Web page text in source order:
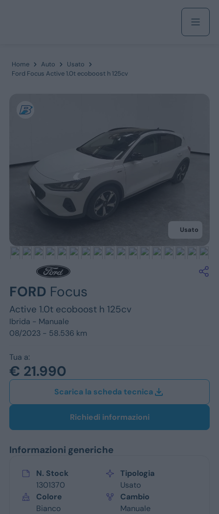
Servizi
Marchi
Fiat
Ford
Home Auto
Usato
Ford Focus Active 1.0t ecoboost h 125cv
Usato
FORD Focus
Active 1.0t ecoboost h 125cv
Ibrida - Manuale
08/2023 - 58.536 km
Tua a:
€ 21.990
Scarica la scheda tecnica
Richiedi informazioni
Informazioni generiche
N. Stock
1301370
Tipologia
Usato
Colore
Bianco
Cambio
Manuale